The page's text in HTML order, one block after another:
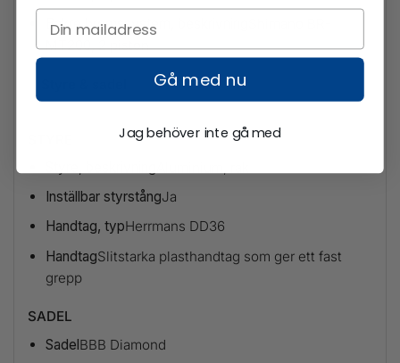
Bakre bromssystem, beskrivning
MT200, 2 piston
Inställbar styrstångJa
Handtag, typHerrmans DD36
HandtagSlitstarka plasthandtag som ger ett fast
grepp
SADEL
SadelBBB Diamond
Gå med nu
Jag behöver inte gå med